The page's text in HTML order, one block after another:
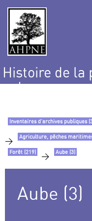
Histoire de la
nature
Inventaires d’archives publiques
> Agriculture, pêches
Forêt (219) > Aube (3)
Aube (3)